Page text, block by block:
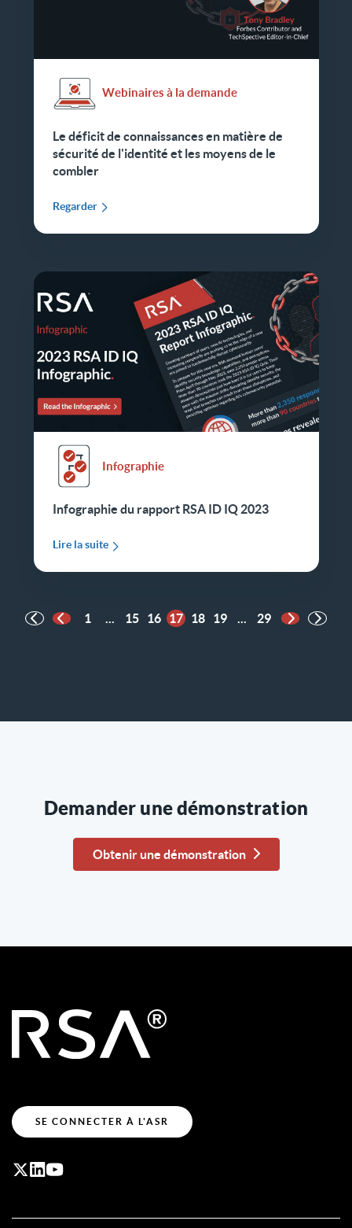
Webinaires à la demande
Le déficit de connaissances en matière de
sécurité de l'identité et les moyens de le
combler
Regarder
Infographie
Infographie du rapport RSA ID IQ 2023
Lire la suite
Page précédente
1 ... 15 16 17 18 19 ... 29
Page
Demander une démonstration
Obtenir une démonstration
SE CONNECTER À L'ASR